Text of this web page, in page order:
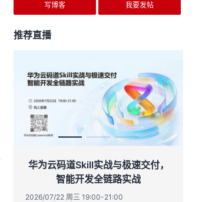
写博客 我要发帖
推荐直播
华为云码道Skill实战与极速交付，
智能开发全链路实战
2026/07/22 周三 19:00-21:00